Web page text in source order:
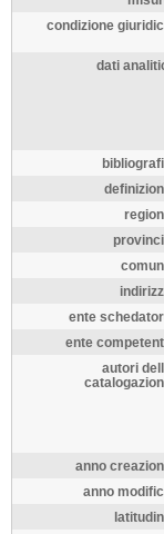
condizione
dati
ente
ente
autori
anno
anno